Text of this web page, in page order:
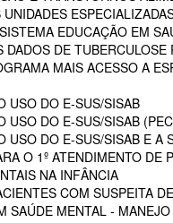
UNIDADES
EDUCAÇÃO EM
DADOS DE
MAIS ACESSO A
USO DO E-SUS/SISAB
USO DO E-SUS/SISAB
USO DO E-SUS/SISAB E A
O 1º ATENDIMENTO
NA INFÂNCIA
COM SUSPEITA
SAÚDE MENTAL -